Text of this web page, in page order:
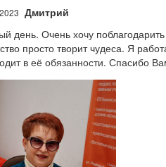
Дмитрий
день. Очень хочу
просто творит чудеса. Я
в её обязанности. Спасибо